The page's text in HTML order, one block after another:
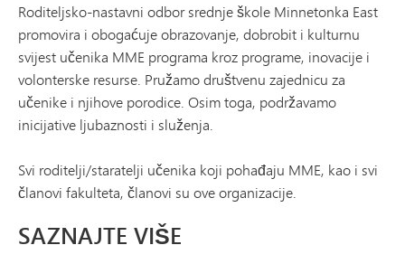
Roditeljsko-nastavni odbor srednje škole Minnetonka East
promovira i obogaćuje obrazovanje, dobrobit i kulturnu
svijest učenika MME programa kroz programe, inovacije i
volonterske resurse. Pružamo društvenu zajednicu za
učenike i njihove porodice. Osim toga, podržavamo
inicijative ljubaznosti i služenja.
Svi roditelji/staratelji učenika koji pohađaju MME, kao i svi
članovi fakulteta, članovi su ove organizacije.
SAZNAJTE VIŠE